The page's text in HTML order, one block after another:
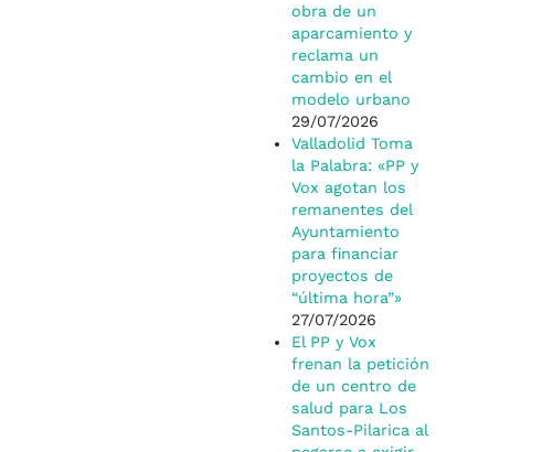
obra de un
aparcamiento y
reclama un
cambio en el
modelo urbano
29/07/2026
Valladolid Toma
la Palabra: «PP y
Vox agotan los
remanentes del
Ayuntamiento
para financiar
proyectos de
“última hora”»
27/07/2026
El PP y Vox
frenan la petición
de un centro de
salud para Los
Santos-Pilarica al